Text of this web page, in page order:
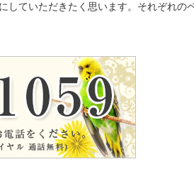
していただきたく思います。それぞれの